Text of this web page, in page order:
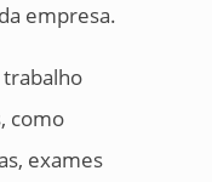
empresa.
como
exames